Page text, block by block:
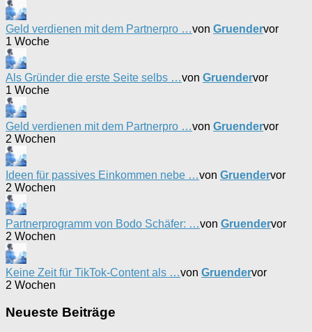
Geld verdienen mit dem Partnerpro …von Gruendervor
1 Woche
Als Gründer die erste Seite selbs …von Gruendervor
1 Woche
Geld verdienen mit dem Partnerpro …von Gruendervor
2 Wochen
Ideen für passives Einkommen nebe …von Gruendervor
2 Wochen
Partnerprogramm von Bodo Schäfer: …von Gruendervor
2 Wochen
Keine Zeit für TikTok-Content als …von Gruendervor
2 Wochen
Neueste Beiträge